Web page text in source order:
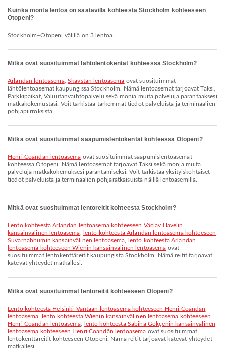
Kuinka monta lentoa on saatavilla kohteesta Stockholm kohteeseen
Otopeni?
Stockholm–Otopeni välillä on 3 lentoa.
Mitkä ovat suosituimmat lähtölentokentät kohteessa Stockholm?
Arlandan lentoasema, Skavstan lentoasema ovat suosituimmat
lähtölentoasemat kaupungissa Stockholm. Nämä lentoasemat tarjoavat Taksi,
Parkkipaikat, Valuutanvaihtopalvelu sekä monia muita palveluja parantaaksesi
matkakokemustasi. Voit tarkistaa tarkemmat tiedot palveluista ja terminaalien
pohjapiirroksista.
Mitkä ovat suosituimmat saapumislentokentät kohteessa Otopeni?
Henri Coandăn lentoasema ovat suosituimmat saapumislentoasemat
kohteessa Otopeni. Nämä lentoasemat tarjoavat Taksi sekä monia muita
palveluja matkakokemuksesi parantamiseksi. Voit tarkistaa yksityiskohtaiset
tiedot palveluista ja terminaalien pohjaratkaisuista näillä lentoasemilla.
Mitkä ovat suosituimmat lentoreitit kohteesta Stockholm?
lento kohteesta Arlandan lentoasema kohteeseen Václav Havelin
kansainvälinen lentoasema
lento kohteesta Arlandan lentoasema kohteeseen
Suvarnabhumin kansainvälinen lentoasema
lento kohteesta Arlandan
lentoasema kohteeseen Wienin kansainvälinen lentoasema ovat
suosituimmat lentokenttäreitit kaupungista Stockholm. Nämä reitit tarjoavat
kätevät yhteydet matkallesi.
Mitkä ovat suosituimmat lentoreitit kohteeseen Otopeni?
lento kohteesta Helsinki-Vantaan lentoasema kohteeseen Henri Coandăn
lentoasema
lento kohteesta Wienin kansainvälinen lentoasema kohteeseen
Henri Coandăn lentoasema
lento kohteesta Sabiha Gökçenin kansainvälinen
lentoasema kohteeseen Henri Coandăn lentoasema ovat suosituimmat
lentokenttäreitit kohteeseen Otopeni. Nämä reitit tarjoavat kätevät yhteydet
matkallesi.